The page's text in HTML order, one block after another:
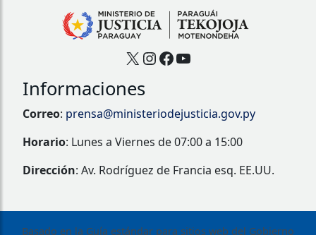
X Instagram
Facebook
YouTube
Informaciones
Correo: prensa@ministeriodejusticia.gov.py
Horario: Lunes a Viernes de 07:00 a 15:00
Dirección: Av. Rodríguez de Francia esq. EE.UU.
Basado en la Guía estándar para sitios web del Gobierno